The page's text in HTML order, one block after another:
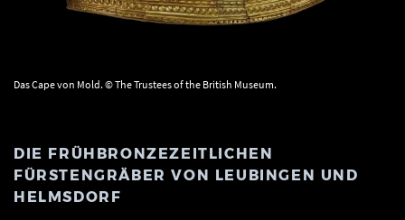
Das Cape von Mold. © The Trustees of the British Museum.
DIE FRÜHBRONZEZEITLICHEN
FÜRSTENGRÄBER VON LEUBINGEN UND
HELMSDORF